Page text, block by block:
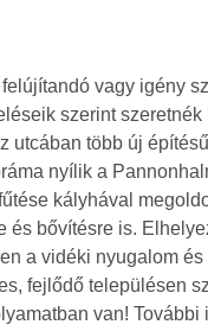
vagy igény
szerint
utcában több új
nyílik a
kályhával
és bővítésre is.
a vidéki nyugalom
fejlődő településen
van!